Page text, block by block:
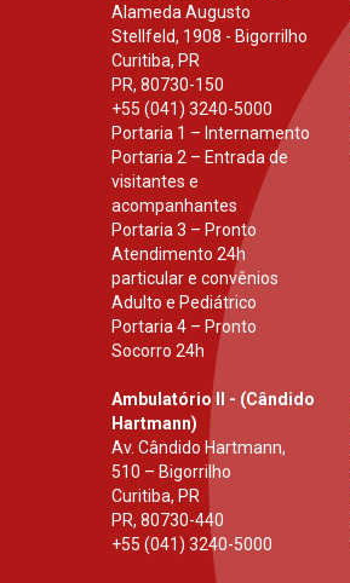
Alameda Augusto
Stellfeld, 1908 - Bigorrilho
Curitiba, PR
PR, 80730-150
+55 (041) 3240-5000
Portaria 1 – Internamento
Portaria 2 – Entrada de
visitantes e
acompanhantes
Portaria 3 – Pronto
Atendimento 24h
particular e convênios
Adulto e Pediátrico
Portaria 4 – Pronto
Socorro 24h
Ambulatório II - (Cândido
Hartmann)
Av. Cândido Hartmann,
510 – Bigorrilho
Curitiba, PR
PR, 80730-440
+55 (041) 3240-5000